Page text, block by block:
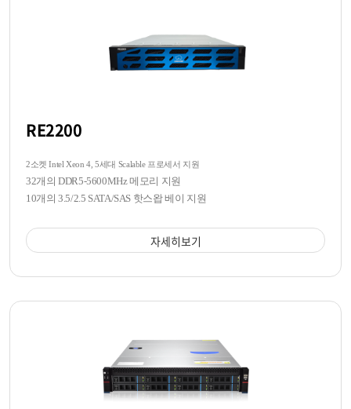
RE2200
2소켓 Intel Xeon 4, 5세대 Scalable 프로세서 지원
32개의 DDR5-5600MHz 메모리 지원
10개의 3.5/2.5 SATA/SAS 핫스왑 베이 지원
자세히보기